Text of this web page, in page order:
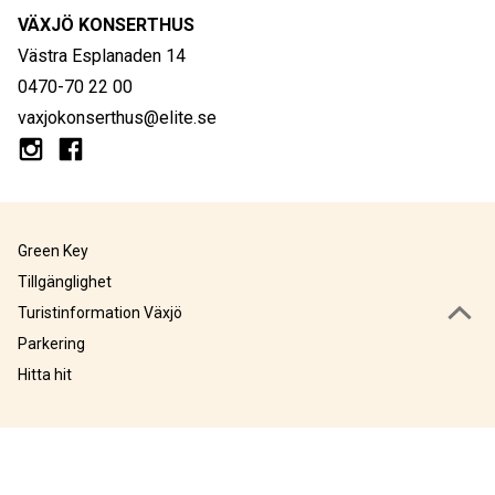
VÄXJÖ KONSERTHUS
Västra Esplanaden 14
0470-70 22 00
vaxjokonserthus@elite.se
Green Key
Tillgänglighet
Turistinformation Växjö
Parkering
Hitta hit